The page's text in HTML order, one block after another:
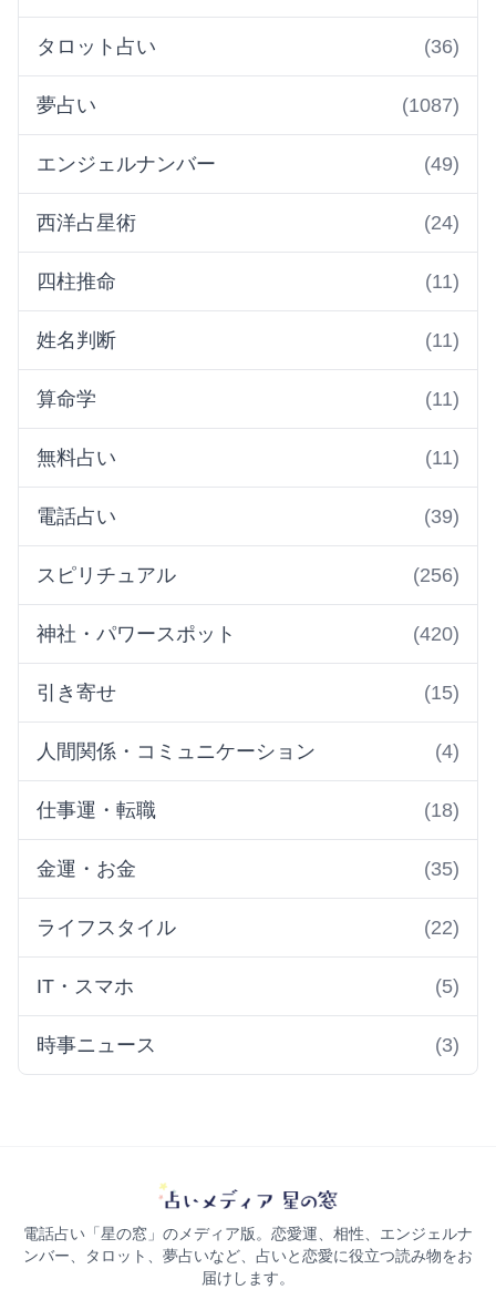
タロット占い (36)
夢占い (1087)
エンジェルナンバー (49)
西洋占星術 (24)
四柱推命 (11)
姓名判断 (11)
算命学 (11)
無料占い (11)
電話占い (39)
スピリチュアル (256)
神社・パワースポット (420)
引き寄せ (15)
人間関係・コミュニケーション (4)
仕事運・転職 (18)
金運・お金 (35)
ライフスタイル (22)
IT・スマホ (5)
時事ニュース (3)
電話占い「星の窓」のメディア版。恋愛運、相性、エンジェルナ
ンバー、タロット、夢占いなど、占いと恋愛に役立つ読み物をお
届けします。